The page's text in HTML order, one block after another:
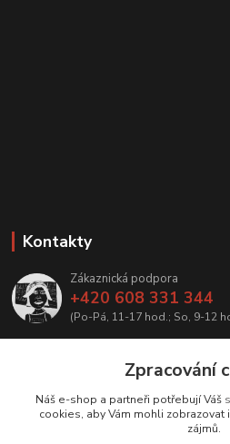
Kontakty
Zákaznická podpora
+420 608 331 344
(Po-Pá, 11-17 hod.; So, 9-12
Zpracování
Náš e-shop a partneři potřebují Váš
cookies, aby Vám mohli zobrazovat
zájmů.